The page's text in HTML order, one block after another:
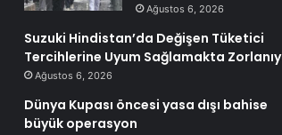
Ağustos 6, 2026
Suzuki Hindistan’da Değişen Tüketici
Tercihlerine Uyum Sağlamakta
Ağustos 6, 2026
Dünya Kupası öncesi yasa dışı bahise
büyük operasyon